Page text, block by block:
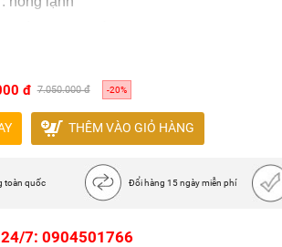
trọng, tinh tế
đ 7.050.000 đ -20%
THÊM VÀO GIỎ HÀNG
toàn quốc Đổi hàng 15 ngày miễn phí
7: 0904501766